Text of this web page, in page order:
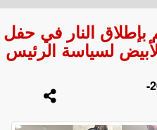
بإطلاق النار في حفل
لسياسة الرئيس
2026-